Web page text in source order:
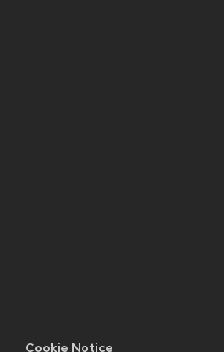
Cookie Notice